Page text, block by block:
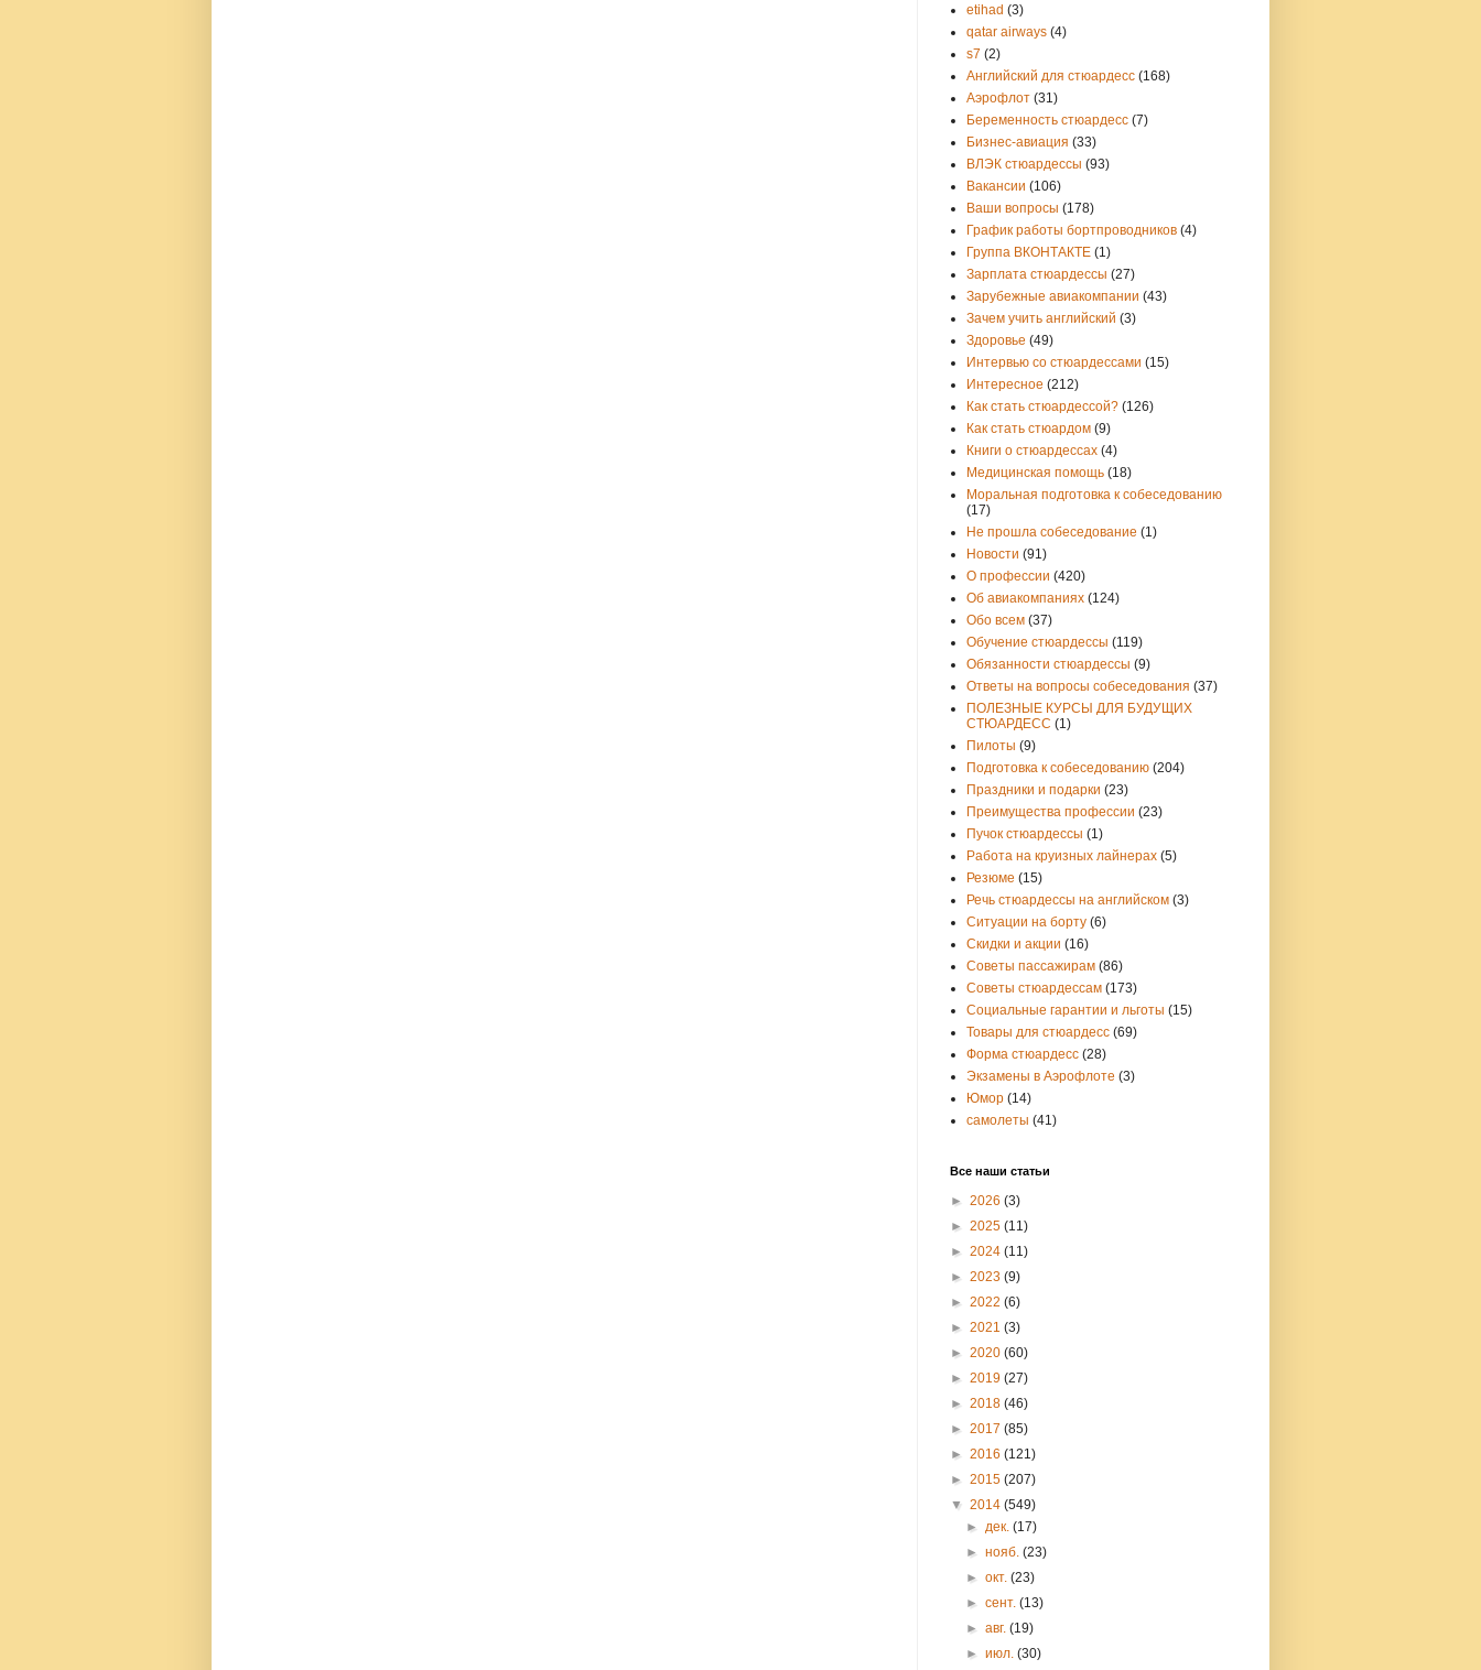
etihad (3)
qatar airways (4)
s7 (2)
Английский для стюардесс (168)
Аэрофлот (31)
Беременность стюардесс (7)
Бизнес-авиация (33)
ВЛЭК стюардессы (93)
Вакансии (106)
Ваши вопросы (178)
График работы бортпроводников (4)
Группа ВКОНТАКТЕ (1)
Зарплата стюардессы (27)
Зарубежные авиакомпании (43)
Зачем учить английский (3)
Здоровье (49)
Интервью со стюардессами (15)
Интересное (212)
Как стать стюардессой? (126)
Как стать стюардом (9)
Книги о стюардессах (4)
Медицинская помощь (18)
Моральная подготовка к собеседованию
(17)
Не прошла собеседование (1)
Новости (91)
О профессии (420)
Об авиакомпаниях (124)
Обо всем (37)
Обучение стюардессы (119)
Обязанности стюардессы (9)
Ответы на вопросы собеседования (37)
ПОЛЕЗНЫЕ КУРСЫ ДЛЯ БУДУЩИХ
СТЮАРДЕСС (1)
Пилоты (9)
Подготовка к собеседованию (204)
Праздники и подарки (23)
Преимущества профессии (23)
Пучок стюардессы (1)
Работа на круизных лайнерах (5)
Резюме (15)
Речь стюардессы на английском (3)
Ситуации на борту (6)
Скидки и акции (16)
Советы пассажирам (86)
Советы стюардессам (173)
Социальные гарантии и льготы (15)
Товары для стюардесс (69)
Форма стюардесс (28)
Экзамены в Аэрофлоте (3)
Юмор (14)
самолеты (41)
Все наши статьи
► 2026 (3)
► 2025 (11)
► 2024 (11)
► 2023 (9)
► 2022 (6)
► 2021 (3)
► 2020 (60)
► 2019 (27)
► 2018 (46)
► 2017 (85)
► 2016 (121)
► 2015 (207)
▼ 2014 (549)
►дек.(17)
►нояб.(23)
►окт.(23)
►сент.(13)
►авг.(19)
►июл.(30)